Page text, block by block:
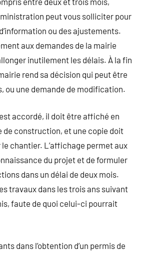
peut vous solliciter pour
ou des ajustements.
aux demandes de la mairie
inutilement les délais. À la fin
rend sa décision qui peut être
ou une demande de modification.
accordé, il doit être affiché en
de construction, et une copie doit
chantier. L’affichage permet aux
du projet et de formuler
dans un délai de deux mois.
travaux dans les trois ans suivant
faute de quoi celui-ci pourrait
dans l’obtention d’un permis de